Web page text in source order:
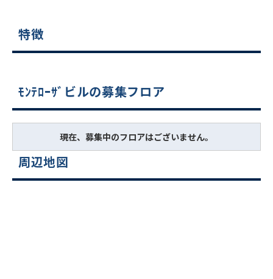
特徴
ﾓﾝﾃﾛｰｻﾞビルの募集フロア
現在、募集中のフロアはございません。
周辺地図